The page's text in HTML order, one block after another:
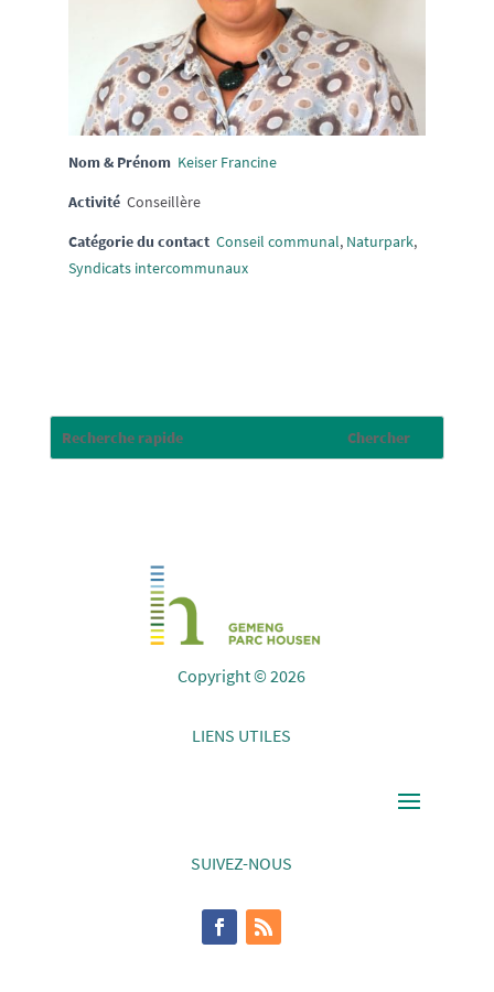
Nom & Prénom Keiser Francine
Activité Conseillère
Catégorie du contact Conseil communal, Naturpark,
Syndicats intercommunaux
Copyright © 2026
LIENS UTILES
SUIVEZ-NOUS